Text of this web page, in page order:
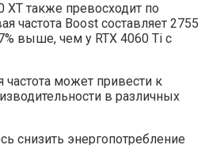
XT также превосходит по
частота Boost составляет 2755
выше, чем у RTX 4060 Ti с
частота может привести к
в различных
снизить энергопотребление